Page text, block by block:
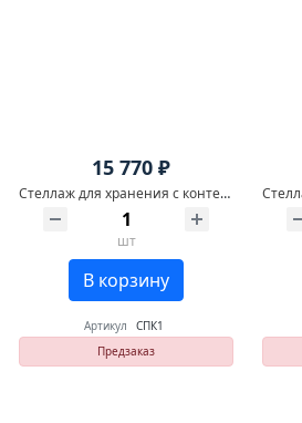
15 770 ₽
Стеллаж для хранения с контейнерами №1
шт
В корзину
Артикул
СПК1
Предзаказ